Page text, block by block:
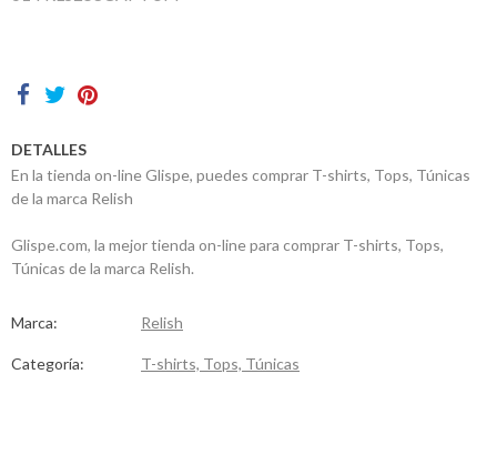
DETALLES
En la tienda on-line Glispe, puedes comprar T-shirts, Tops, Túnicas
de la marca Relish
Glispe.com, la mejor tienda on-line para comprar T-shirts, Tops,
Túnicas de la marca Relish.
Marca: Relish
Categoría: T-shirts, Tops, Túnicas